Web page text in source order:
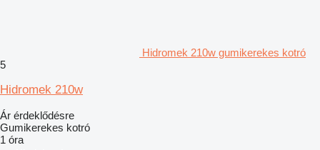
Hidromek 210w gumikerekes kotró
5
Hidromek 210w
Ár érdeklődésre
Gumikerekes kotró
1 óra